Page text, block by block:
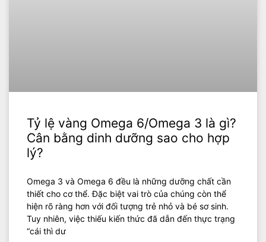
Tỷ lệ vàng Omega 6/Omega 3 là gì?
Cân bằng dinh dưỡng sao cho hợp
lý?
Omega 3 và Omega 6 đều là những dưỡng chất cần
thiết cho cơ thể. Đặc biệt vai trò của chúng còn thể
hiện rõ ràng hơn với đối tượng trẻ nhỏ và bé sơ sinh.
Tuy nhiên, việc thiếu kiến thức đã dẫn đến thực trạng
“cái thì dư